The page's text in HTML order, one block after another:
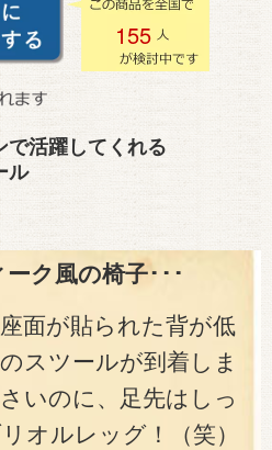
155
で活躍してくれる
ル
ク風の椅子･･･
面が貼られた背が低
スツールが到着しま
いのに、足先はしっ
オルレッグ！（笑）